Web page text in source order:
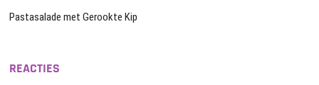
Pastasalade met Gerookte Kip
REACTIES